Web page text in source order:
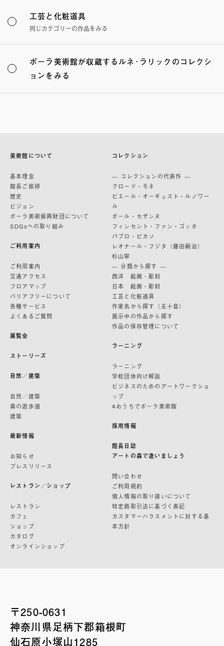
工芸と化粧道具
同じカテゴリーの作品をみる
ポーラ美術館が収蔵するルネ･ラリックのコレクシ
ョンをみる
美術館について
基本理念
館長ご挨拶
歴史
ビジョン
ポーラ美術振興財団について
SDGsへの取り組み
ご利用案内
ご利用案内
交通アクセス
フロアマップ
バリアフリーについて
各種サービス
よくあるご質問
展覧会
ストーリーズ
自然／建築
自然／建築
森の遊歩道
建築
最新情報
お知らせ
プレスリリース
レストラン／ショップ
レストラン
カフェ
ショップ
カタログ
オンラインショップ
コレクション
— コレクションの代表作 —
クロード・モネ
ピエール・オーギュスト・ルノワー
ル
ポール・セザンヌ
フィンセント・ファン・ゴッホ
パブロ・ピカソ
レオナール・フジタ（藤田嗣治）
杉山寧
— 分類から探す —
西洋 絵画・彫刻
日本 絵画・彫刻
工芸と化粧道具
作家名から探す（五十音）
展示中の作品から探す
作品の保存管理について
ラーニング
ラーニング
学校団体向け解説
ビジネスのためのアートワークショ
ップ
#おうちでポーラ美術館
採用情報
館長日誌
アートの森で逢いましょう
問い合わせ
ご利用規約
個人情報の取り扱いについて
特定商取引法に基づく表記
カスタマーハラスメントに対する基
本方針
〒250-0631
神奈川県足柄下郡箱根町
仙石原小塚山1285